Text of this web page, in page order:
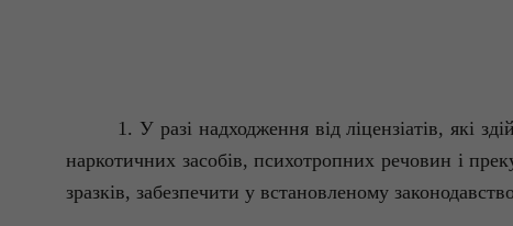
1. У разі надходження від ліцензіатів, які
наркотичних засобів, психотропних речовин і
зразків, забезпечити у встановленому